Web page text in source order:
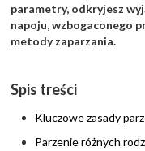
parametry, odkryjesz
napoju, wzbogaconego
metody zaparzania.
Spis treści
Kluczowe zasady
Parzenie różnych